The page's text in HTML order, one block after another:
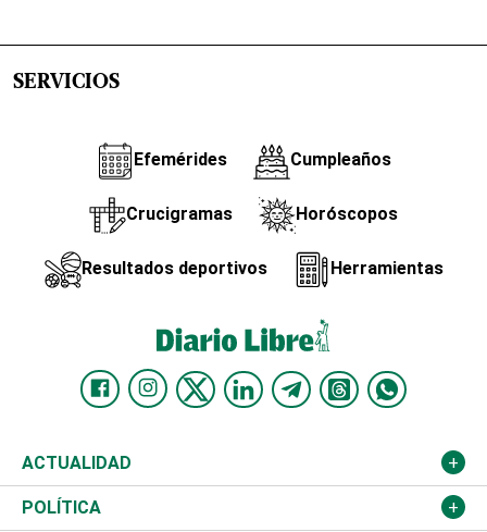
SERVICIOS
Efemérides Cumpleaños
Crucigramas Horóscopos
Resultados deportivos Herramientas
ACTUALIDAD
Nacional
POLÍTICA